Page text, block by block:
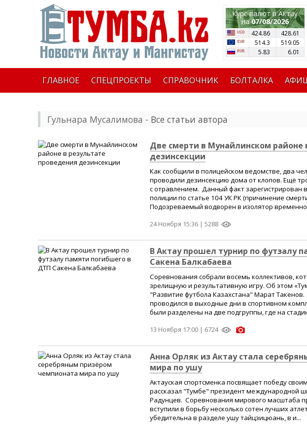
Курс валют в Актау
на07/08/2026
424.86
428.61
514.3
519.05
5.83
6.01
ГЛАВНОЕ СПЕЦПРОЕКТЫ СПРАВОЧНИК БОЛТАЛКА
Гульнара Мусалимова - Все статьи автора
Две смерти в Мунайлинском районе
дезинсекции
Как сообщили в полицейском ведомстве, два
проводили дезинсекцию дома от клопов. Ещё
с отравлением. Данный факт зарегистрирован
полиции по статье 104 УК РК (причинение
Подозреваемый водворен в изолятор
24 Ноября 15:36 | 5288
В Актау прошел турнир по футзалу
Сакена Балкабаева
Соревнования собрали восемь коллективов,
зрелищную и результативную игру. Об этом
"Развитие футбола Казахстана" Марат
проводился в выходные дни в спортивном
были разделены на две подгруппы, где на
13 Ноября 17:00 | 6724
Анна Орляк из Актау стала
мира по ушу
Актауская спортсменка посвящает победу
рассказал "Тумбе" президент международной
Радунцев. Соревнования мирового масштаба
вступили в борьбу несколько сотен лучших
убедительна в разделе ушу тайцзицюань, в и...